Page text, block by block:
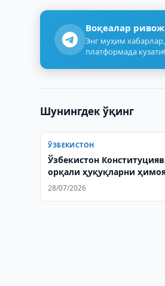
Воқеалар
Энг муҳим
платформада
Шунингдек ўқинг
ЎЗБЕКИСТОН
Ўзбекистон
орқали ҳуқуқларни
қилишни кенгайтирмоқчи
28/07/2026